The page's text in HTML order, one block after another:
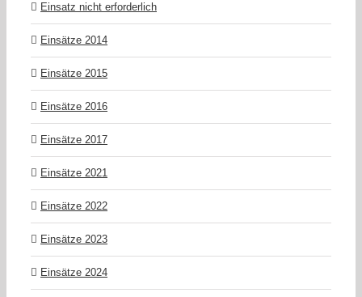
Einsatz nicht erforderlich
Einsätze 2014
Einsätze 2015
Einsätze 2016
Einsätze 2017
Einsätze 2021
Einsätze 2022
Einsätze 2023
Einsätze 2024